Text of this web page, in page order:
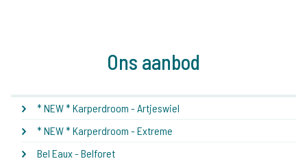
Ons aanbod
* NEW * Karperdroom - Artjeswiel
* NEW * Karperdroom - Extreme
Bel Eaux - Belforet